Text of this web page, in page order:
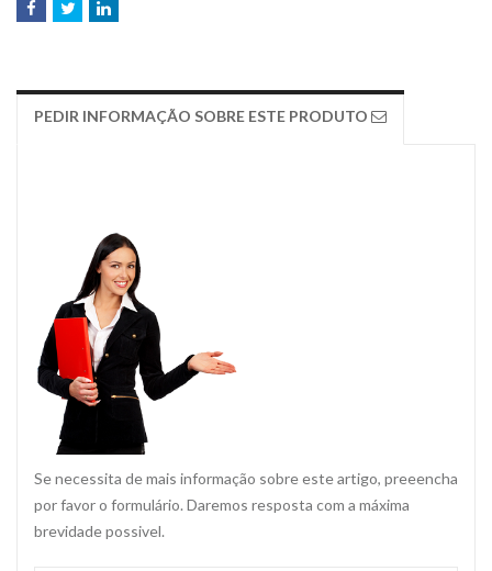
PEDIR INFORMAÇÃO SOBRE ESTE PRODUTO
Se necessita de mais informação sobre este artigo, preeencha
por favor o formulário. Daremos resposta com a máxima
brevidade possivel.